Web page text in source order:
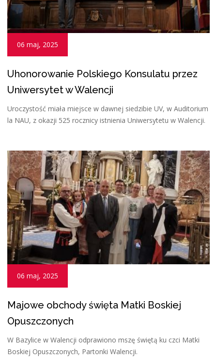
06 maj, 2025
Uhonorowanie Polskiego Konsulatu przez
Uniwersytet w Walencji
Uroczystość miała miejsce w dawnej siedzibie UV, w Auditorium
la NAU, z okazji 525 rocznicy istnienia Uniwersytetu w Walencji.
06 maj, 2025
Majowe obchody święta Matki Boskiej
Opuszczonych
W Bazylice w Walencji odprawiono mszę świętą ku czci Matki
Boskiej Opuszczonych, Partonki Walencji.